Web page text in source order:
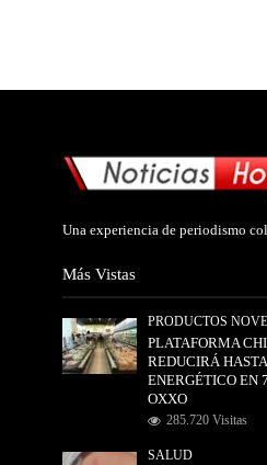
Una experiencia de periodismo
Más Vistas
PRODUCTOS
PLATAFORMA
REDUCIRÁ
ENERGÉTICO EN
OXXO
285.720 Visitas
SALUD